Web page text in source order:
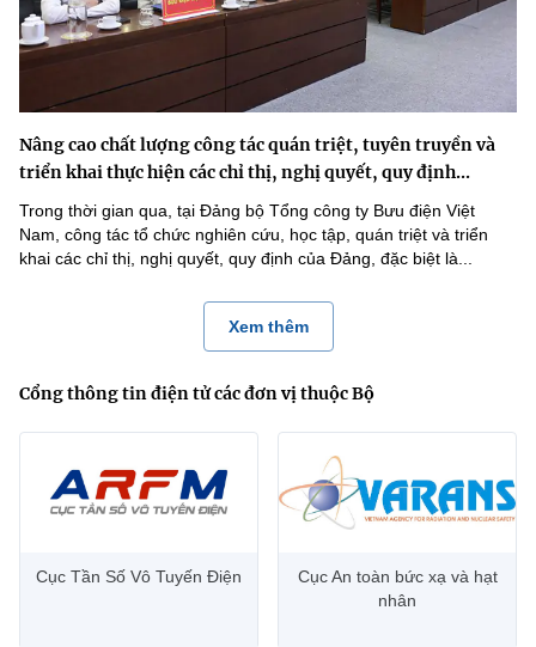
Nâng cao chất lượng công tác quán triệt, tuyên truyền và
triển khai thực hiện các chỉ thị, nghị quyết, quy định...
Trong thời gian qua, tại Đảng bộ Tổng công ty Bưu điện Việt
Nam, công tác tổ chức nghiên cứu, học tập, quán triệt và triển
khai các chỉ thị, nghị quyết, quy định của Đảng, đặc biệt là...
Xem thêm
Cổng thông tin điện tử các đơn vị thuộc Bộ
Cục Tần Số Vô Tuyến Điện
Cục An toàn bức xạ và hạt
nhân